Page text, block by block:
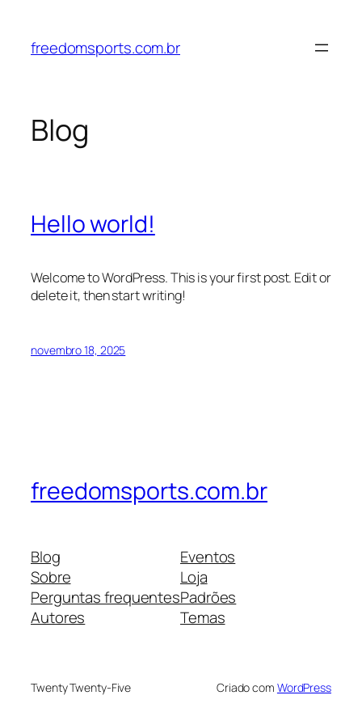
freedomsports.com.br
Blog
Hello world!
Welcome to WordPress. This is your first post. Edit or
delete it, then start writing!
novembro 18, 2025
freedomsports.com.br
Blog
Sobre
Perguntas frequentes
Autores
Eventos
Loja
Padrões
Temas
Twenty Twenty-Five Criado com WordPress